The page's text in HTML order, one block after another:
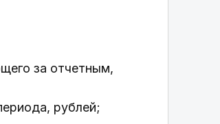
за отчетным,
рублей;